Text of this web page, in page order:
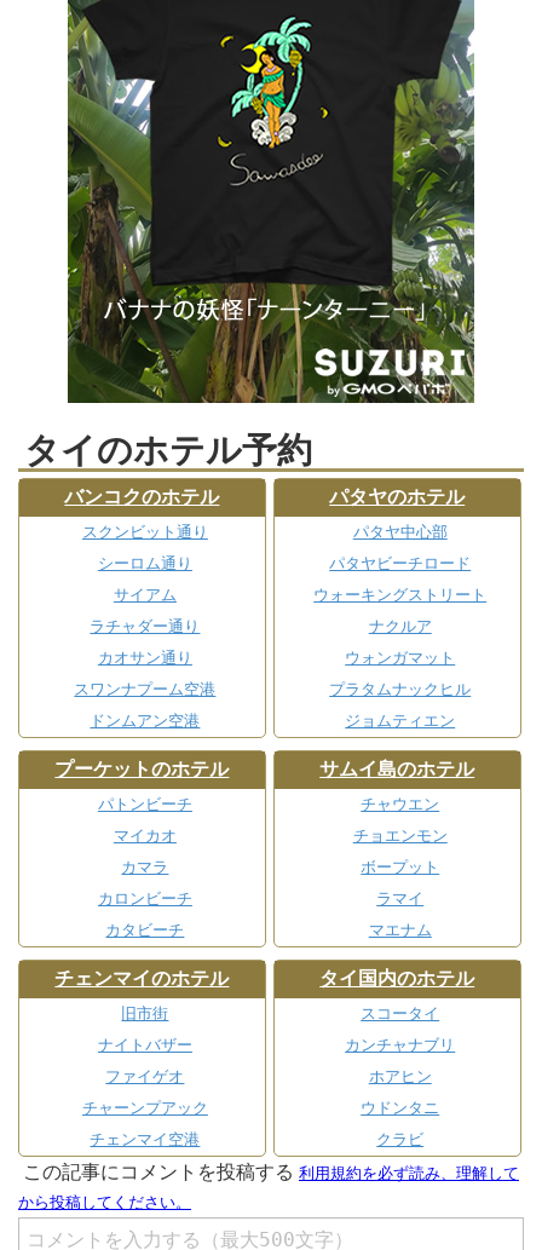
タイのホテル予約
バンコクのホテル
スクンビット通り
シーロム通り
サイアム
ラチャダー通り
カオサン通り
スワンナプーム空港
ドンムアン空港
パタヤのホテル
パタヤ中心部
パタヤビーチロード
ウォーキングストリート
ナクルア
ウォンガマット
プラタムナックヒル
ジョムティエン
プーケットのホテル
パトンビーチ
マイカオ
カマラ
カロンビーチ
カタビーチ
サムイ島のホテル
チャウエン
チョエンモン
ボープット
ラマイ
マエナム
チェンマイのホテル
旧市街
ナイトバザー
ファイゲオ
チャーンプアック
チェンマイ空港
タイ国内のホテル
スコータイ
カンチャナブリ
ホアヒン
ウドンタニ
クラビ